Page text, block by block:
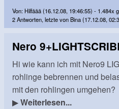
Von: Hilfäää (16.12.08, 19:46:55) - 1.484x
2 Antworten, letzte von Bina (17.12.08,
Nero
Hi wie kann ich mit Nero9
rohlinge bebrennen und
mit den rohlingen umgehen?
▶Weiterlesen...